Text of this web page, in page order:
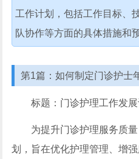
工作计划，包括工作目标、
队协作等方面的具体措施和
第1篇：如何制定门诊护士
标题：门诊护理工作发
为提升门诊护理服务质
划，旨在优化护理管理、增